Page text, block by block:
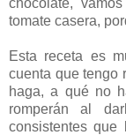
tomate casera,
Esta receta es
cuenta que tengo
haga, a qué no
romperán al
consistentes